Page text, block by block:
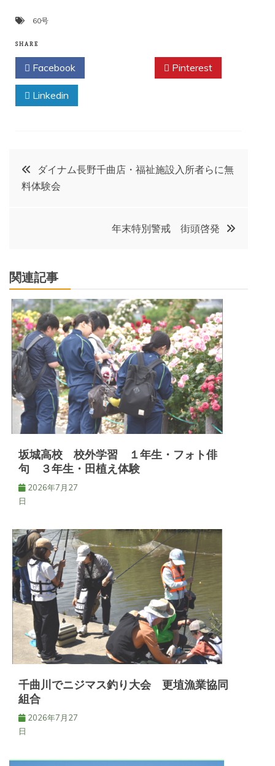
60号
SHARE
Facebook Pinterest
Linkedin
投
稿
ビ
ゲ
ー
シ
ョ
ン
ダイナム長野千曲店・福祉施設入所者らに無
料体験会
年末特別警戒 街頭啓発
関連記事
坂城高校 校外学習 １年生・フォト俳
句 ３年生・田植え体験
2026年7月27
日
千曲川でニジマス釣り大会 更埴漁業協同
組合
2026年7月27
日